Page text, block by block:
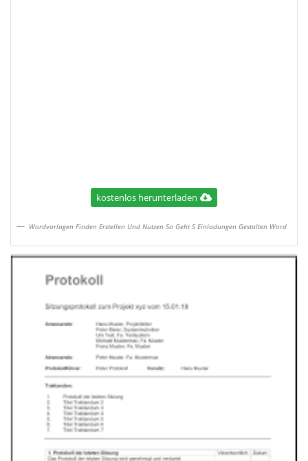
kostenlos herunterladen
Wordvorlagen Finden Erstellen Und Nutzen So Geht S Einladungen Gestalten Word